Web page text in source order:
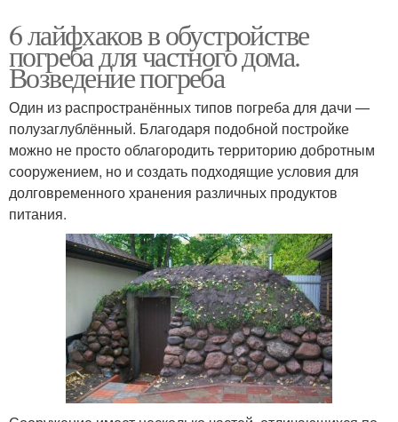
6 лайфхаков в обустройстве
погреба для частного дома.
Возведение погреба
Один из распространённых типов погреба для дачи —
полузаглублённый. Благодаря подобной постройке
можно не просто облагородить территорию добротным
сооружением, но и создать подходящие условия для
долговременного хранения различных продуктов
питания.